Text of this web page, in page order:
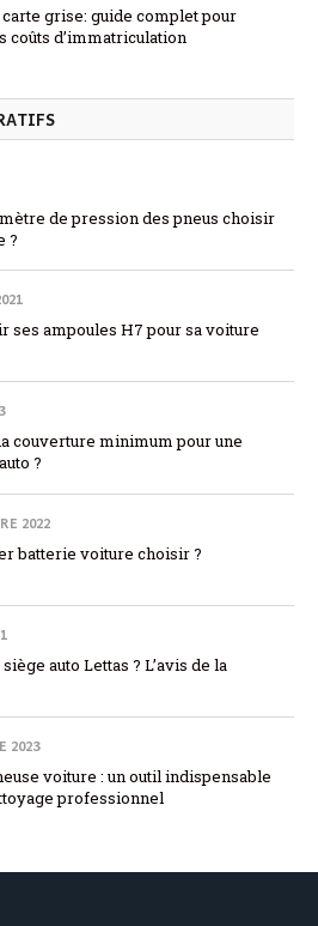
grise: guide complet pour
coûts d’immatriculation
de pression des pneus choisir
?
ses ampoules H7 pour sa voiture
couverture minimum pour une
?
2022
batterie voiture choisir ?
auto Lettas ? L’avis de la
2023
voiture : un outil indispensable
professionnel